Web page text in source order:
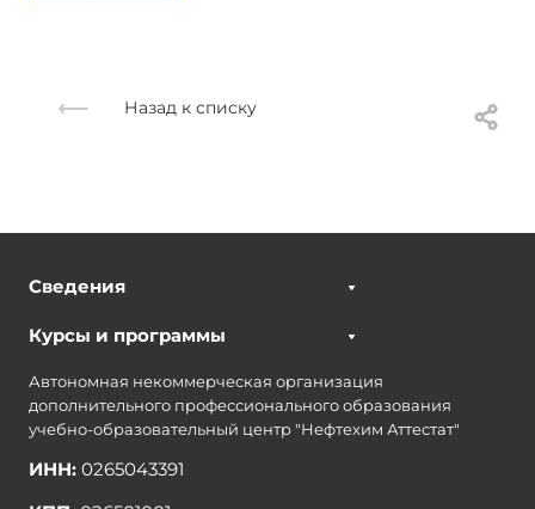
Назад к списку
Сведения
Курсы и программы
Автономная некоммерческая организация
дополнительного профессионального образования
учебно-образовательный центр "Нефтехим Аттестат"
ИНН: 0265043391